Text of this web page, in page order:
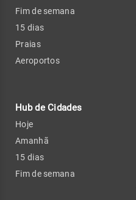
Fim de semana
15 dias
Praias
Aeroportos
Hub de Cidades
Hoje
Amanhã
15 dias
Fim de semana